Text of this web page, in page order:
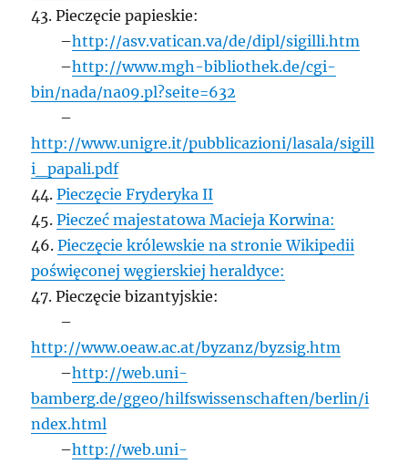
43. Pieczęcie papieskie:
–http://asv.vatican.va/de/dipl/sigilli.htm
–http://www.mgh-bibliothek.de/cgi-
bin/nada/na09.pl?seite=632
–
http://www.unigre.it/pubblicazioni/lasala/sigill
i_papali.pdf
44.Pieczęcie Fryderyka II
45.Pieczeć majestatowa Macieja Korwina:
46.Pieczęcie królewskie na stronie Wikipedii
poświęconej węgierskiej heraldyce:
47. Pieczęcie bizantyjskie:
–
http://www.oeaw.ac.at/byzanz/byzsig.htm
–http://web.uni-
bamberg.de/ggeo/hilfswissenschaften/berlin/i
ndex.html
–http://web.uni-